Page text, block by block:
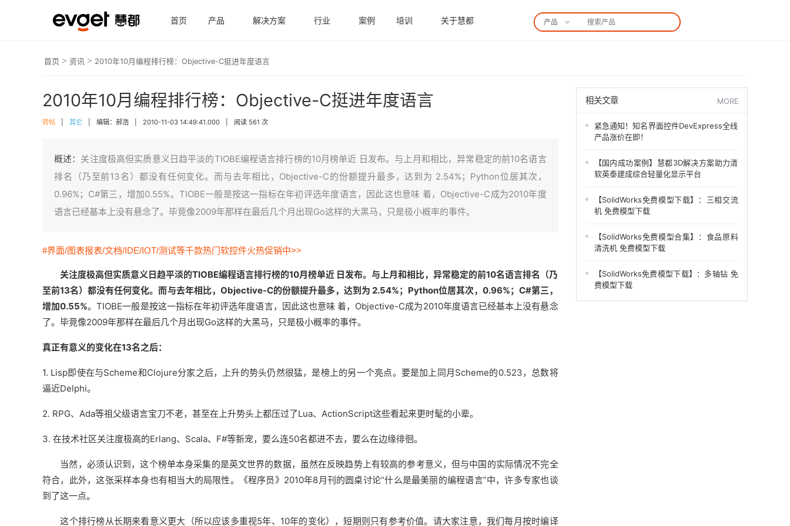
首页 产品 解决方案 行业 案例 培训 关于慧都 产品
首页>资讯 >2010年10月编程排行榜：Objective-C挺进年度语言
2010年10月编程排行榜：Objective-C挺进年度语言
转帖 其它 编辑：郝浩 2010-11-03 14:49:41.000 阅读 561 次
概述： 关注度极高但实质意义日趋平淡的TIOBE编程语言排行榜的10月榜单近 日发布。与上月和相比，异常稳定的前10名语言
排名（乃至前13名）都没有任何变化。而与去年相比，Objective-C的份额提升最多，达到为 2.54%；Python位居其次，
0.96%；C#第三，增加0.55%。TIOBE一般是按这一指标在年初评选年度语言，因此这也意味 着，Objective-C成为2010年度
语言已经基本上没有悬念了。毕竟像2009年那样在最后几个月出现Go这样的大黑马，只是极小概率的事件。
#界面/图表报表/文档/IDE/IOT/测试等千款热门软控件火热促销中>>
关注度极高但实质意义日趋平淡的TIOBE编程语言排行榜的10月榜单近 日发布。与上月和相比，异常稳定的前10名语言排名（乃
至前13名）都没有任何变化。而与去年相比，Objective-C的份额提升最多，达到为 2.54%；Python位居其次，0.96%；C#第三，
增加0.55%。TIOBE一般是按这一指标在年初评选年度语言，因此这也意味 着，Objective-C成为2010年度语言已经基本上没有悬念
了。毕竟像2009年那样在最后几个月出现Go这样的大黑马，只是极小概率的事件。
真正有意义的变化在13名之后：
1. Lisp即使在与Scheme和Clojure分家之后，上升的势头仍然很猛，是榜上的另一个亮点。要是加上同月Scheme的0.523，总数将
逼近Delphi。
2. RPG、Ada等祖父级语言宝刀不老，甚至在上升势头上都压过了Lua、ActionScript这些看起来更时髦的小辈。
3. 在技术社区关注度极高的Erlang、Scala、F#等新宠，要么连50名都进不去，要么在边缘徘徊。
当然，必须认识到，这个榜单本身采集的是英文世界的数据，虽然在反映趋势上有较高的参考意义，但与中国的实际情况不完全
符合，此外，这张采样本身也有相当大的局限性。《程序员》2010年8月刊的圆桌讨论“什么是最美丽的编程语言”中，许多专家也谈
到了这一点。
这个排行榜从长期来看意义更大（所以应该多重视5年、10年的变化），短期则只有参考价值。请大家注意，我们每月按时编译
相关文章 MORE
紧急通知！知名界面控件DevExpress全线
产品涨价在即！
【国内成功案例】慧都3D解决方案助力清
软英泰建成综合轻量化显示平台
【SolidWorks免费模型下载】：三相交流
机 免费模型下载
【SolidWorks免费模型合集】：食品原料
清洗机 免费模型下载
【SolidWorks免费模型下载】：多轴钻 免
费模型下载